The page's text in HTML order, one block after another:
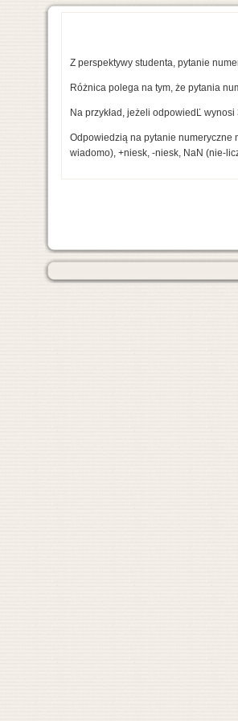
Z perspektywy studenta, pytanie
Różnica polega na tym, że pytania
Na przykład, jeżeli odpowiedĽ
Odpowiedzią na pytanie numeryczne
wiadomo), +niesk, -niesk, NaN (nie-